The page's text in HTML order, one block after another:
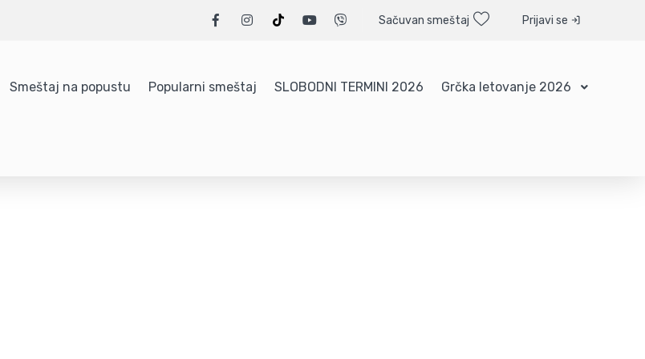
Sačuvan smeštaj Prijavi se
Smeštaj na popustu Popularni smeštaj SLOBODNI TERMINI 2026 Grčka letovanje 2026